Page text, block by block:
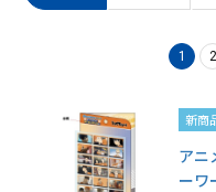
1 2
新商
アニ
ーワ